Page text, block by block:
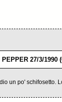
27/3/1990
un po' schifosetto.